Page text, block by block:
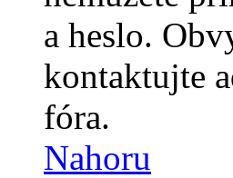
a heslo.
kontaktujte
fóra.
Nahoru